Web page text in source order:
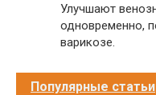
Улучшают
одновременно,
варикозе.
Популярные статьи